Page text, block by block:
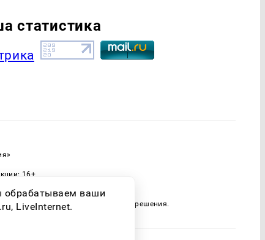
статистика
16+
при наличии письменного разрешения.
обрабатываем ваши
LiveInternet.